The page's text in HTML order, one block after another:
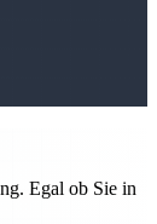
Egal ob Sie in